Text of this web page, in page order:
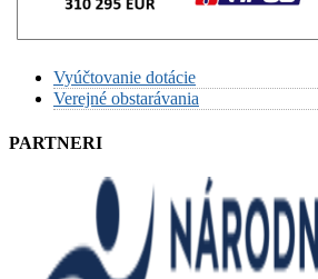
Vyúčtovanie dotácie
Verejné obstarávania
PARTNERI